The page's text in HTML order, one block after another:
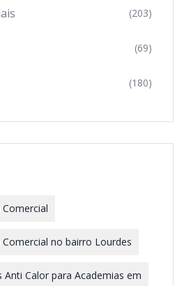
(203)
(69)
(180)
no bairro Lourdes
Anti Calor para Academias em